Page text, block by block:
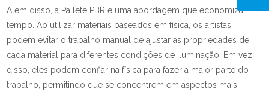
Além disso, a Pallete PBR é uma abordagem que economiza
tempo. Ao utilizar materiais baseados em física, os artistas
podem evitar o trabalho manual de ajustar as propriedades de
cada material para diferentes condições de iluminação. Em vez
disso, eles podem confiar na física para fazer a maior parte do
trabalho, permitindo que se concentrem em aspectos mais